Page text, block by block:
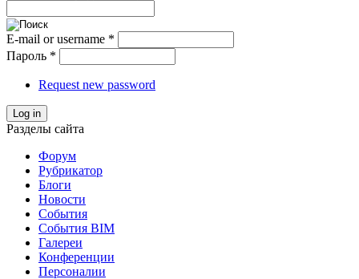
E-mail or username *
Пароль *
Request new password
Log in
Разделы сайта
Форум
Рубрикатор
Блоги
Новости
События
События BIM
Галереи
Конференции
Персоналии